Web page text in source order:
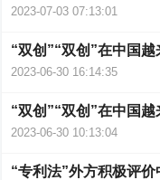
2023-07-03 07:13:01
“双创”“双创”在中国越
2023-06-30 16:14:35
“双创”“双创”在中国越
2023-06-30 10:13:04
“专利法”外方积极评